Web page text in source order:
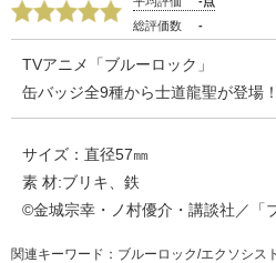
総評価数
-
TVアニメ「ブルーロック」
缶バッジ全9種から士道龍聖が登場！
サイズ：直径57㎜
素 材:ブリキ、鉄
©金城宗幸・ノ村優介・講談社／「
関連キーワード：ブルーロック/エクソシスト